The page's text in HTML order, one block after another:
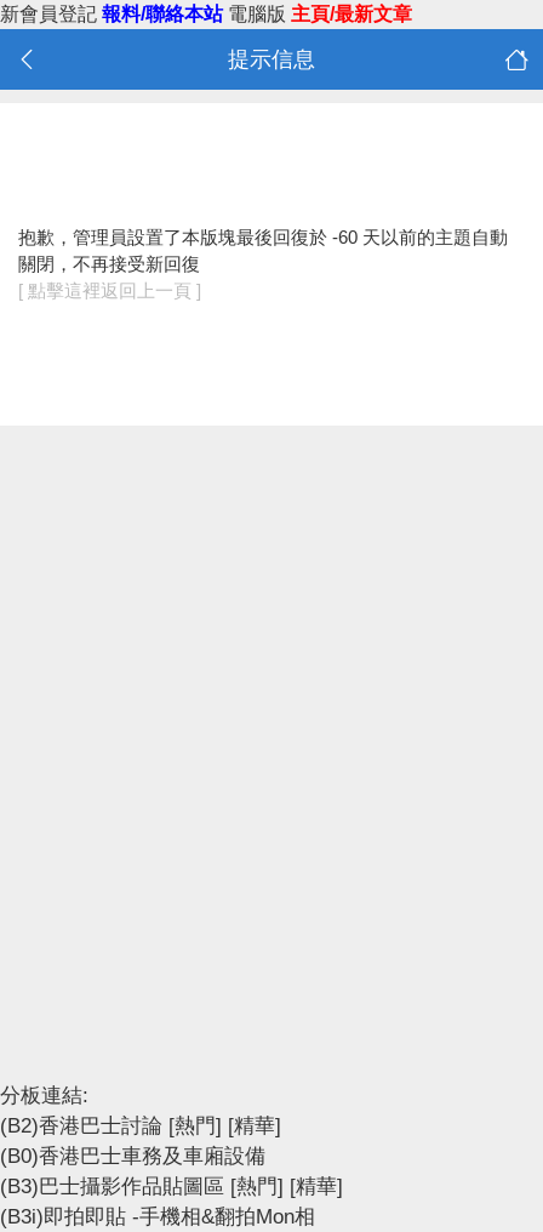
新會員登記 報料/聯絡本站 電腦版 主頁/最新文章
提示信息
抱歉，管理員設置了本版塊最後回復於 -60 天以前的主題自動
關閉，不再接受新回復
[ 點擊這裡返回上一頁 ]
分板連結:
(B2)香港巴士討論 [熱門] [精華]
(B0)香港巴士車務及車廂設備
(B3)巴士攝影作品貼圖區 [熱門] [精華]
(B3i)即拍即貼 -手機相&翻拍Mon相